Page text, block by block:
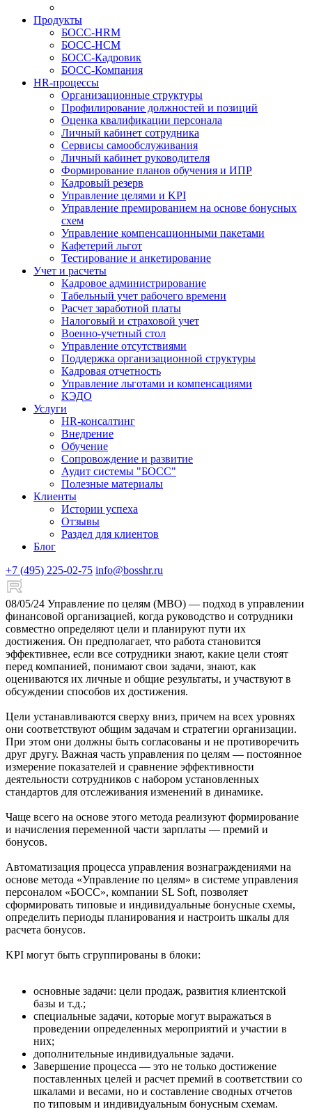
Продукты
БОСС-HRM
БОСС-HCM
БОСС-Кадровик
БОСС-Компания
HR-процессы
Организационные структуры
Профилирование должностей и позиций
Оценка квалификации персонала
Личный кабинет сотрудника
Сервисы самообслуживания
Личный кабинет руководителя
Формирование планов обучения и ИПР
Кадровый резерв
Управление целями и KPI
Управление премированием на основе бонусных
схем
Управление компенсационными пакетами
Кафетерий льгот
Тестирование и анкетирование
Учет и расчеты
Кадровое администрирование
Табельный учет рабочего времени
Расчет заработной платы
Налоговый и страховой учет
Военно-учетный стол
Управление отсутствиями
Поддержка организационной структуры
Кадровая отчетность
Управление льготами и компенсациями
КЭДО
Услуги
HR-консалтинг
Внедрение
Обучение
Сопровождение и развитие
Аудит системы "БОСС"
Полезные материалы
Клиенты
Истории успеха
Отзывы
Раздел для клиентов
Блог
+7 (495) 225-02-75 info@bosshr.ru
08/05/24 Управление по целям (MBO) — подход в управлении
финансовой организацией, когда руководство и сотрудники
совместно определяют цели и планируют пути их
достижения. Он предполагает, что работа становится
эффективнее, если все сотрудники знают, какие цели стоят
перед компанией, понимают свои задачи, знают, как
оцениваются их личные и общие результаты, и участвуют в
обсуждении способов их достижения.
Цели устанавливаются сверху вниз, причем на всех уровнях
они соответствуют общим задачам и стратегии организации.
При этом они должны быть согласованы и не противоречить
друг другу. Важная часть управления по целям — постоянное
измерение показателей и сравнение эффективности
деятельности сотрудников с набором установленных
стандартов для отслеживания изменений в динамике.
Чаще всего на основе этого метода реализуют формирование
и начисления переменной части зарплаты — премий и
бонусов.
Автоматизация процесса управления вознаграждениями на
основе метода «Управление по целям» в системе управления
персоналом «БОСС», компании SL Soft, позволяет
сформировать типовые и индивидуальные бонусные схемы,
определить периоды планирования и настроить шкалы для
расчета бонусов.
KPI могут быть сгруппированы в блоки:
основные задачи: цели продаж, развития клиентской
базы и т.д.;
специальные задачи, которые могут выражаться в
проведении определенных мероприятий и участии в
них;
дополнительные индивидуальные задачи.
Завершение процесса — это не только достижение
поставленных целей и расчет премий в соответствии со
шкалами и весами, но и составление сводных отчетов
по типовым и индивидуальным бонусным схемам.